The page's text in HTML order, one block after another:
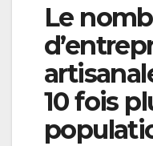
Le
10 fois